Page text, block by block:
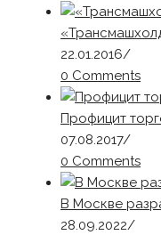
22.01.2016/
0 Comments
Профицит
07.08.2017/
0 Comments
В Москве
28.09.2022/